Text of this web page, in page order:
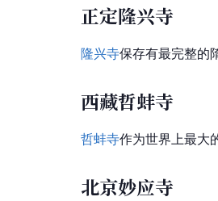
正定隆兴寺
隆兴寺保存有最完整的
西藏哲蚌寺
哲蚌寺作为世界上最大
北京妙应寺